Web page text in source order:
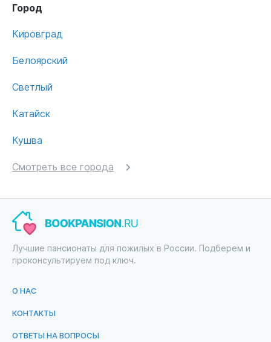
Город
Кировград
Белоярский
Светлый
Катайск
Кушва
Смотреть все города
Лучшие пансионаты для пожилых в России. Подберем и
проконсультируем под ключ.
О НАС
КОНТАКТЫ
ОТВЕТЫ НА ВОПРОСЫ